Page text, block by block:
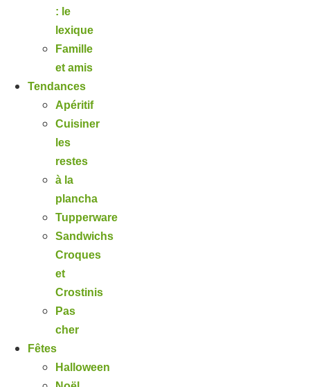
: le
lexique
Famille
et amis
Tendances
Apéritif
Cuisiner
les
restes
à la
plancha
Tupperware
Sandwichs
Croques
et
Crostinis
Pas
cher
Fêtes
Halloween